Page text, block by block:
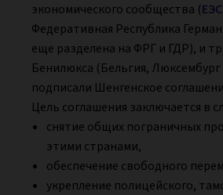
экономического сообщества (ЕЭС
Федеративная Республика
еще разделена на ФРГ и ГДР), и
Бенилюкса (Бельгия,
подписали Шенгенское
Цель соглашения заключается в
снятие общих пограничных
этими странами,
обеспечение свободного
укрепление полицейского,